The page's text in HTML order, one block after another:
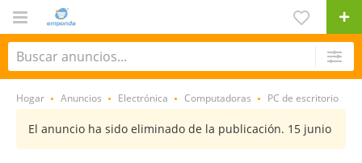
Hogar Anuncios Electrónica Computadoras PC de escritorio
El anuncio ha sido eliminado de la publicación. 15 junio